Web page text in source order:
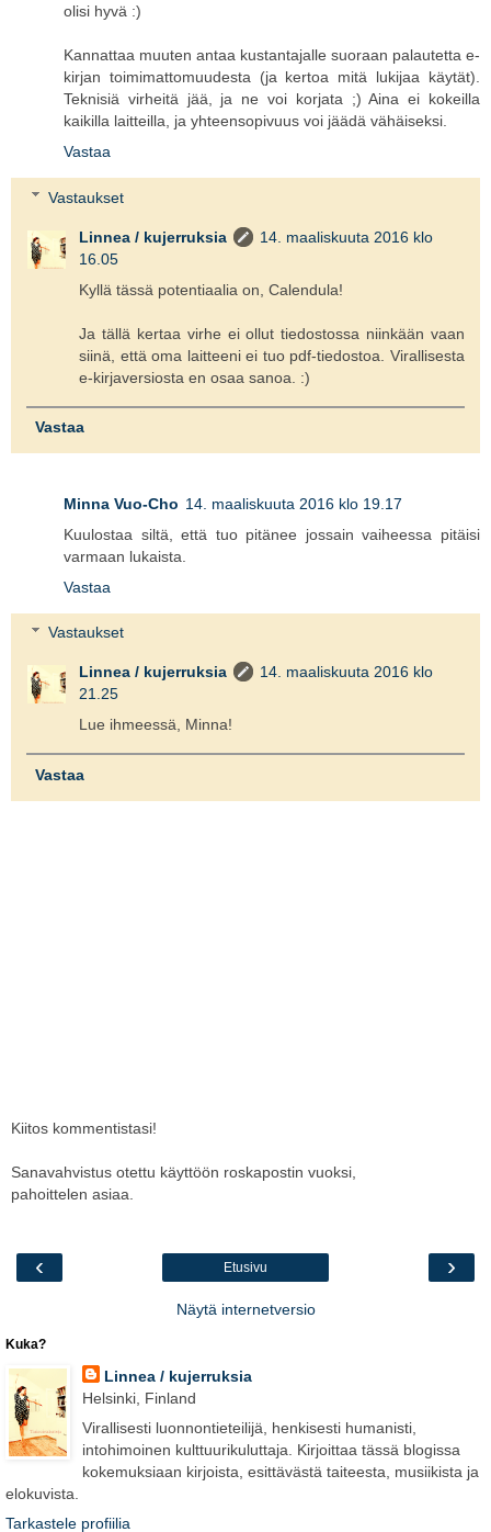
olisi hyvä :)
Kannattaa muuten antaa kustantajalle suoraan palautetta e-
kirjan toimimattomuudesta (ja kertoa mitä lukijaa käytät).
Teknisiä virheitä jää, ja ne voi korjata ;) Aina ei kokeilla
kaikilla laitteilla, ja yhteensopivuus voi jäädä vähäiseksi.
Vastaa
Vastaukset
Linnea / kujerruksia
14. maaliskuuta 2016 klo
16.05
Kyllä tässä potentiaalia on, Calendula!
Ja tällä kertaa virhe ei ollut tiedostossa niinkään vaan
siinä, että oma laitteeni ei tuo pdf-tiedostoa. Virallisesta
e-kirjaversiosta en osaa sanoa. :)
Vastaa
Minna Vuo-Cho 14. maaliskuuta 2016 klo 19.17
Kuulostaa siltä, että tuo pitänee jossain vaiheessa pitäisi
varmaan lukaista.
Vastaa
Vastaukset
Linnea / kujerruksia
14. maaliskuuta 2016 klo
21.25
Lue ihmeessä, Minna!
Vastaa
Kiitos kommentistasi!
Sanavahvistus otettu käyttöön roskapostin vuoksi,
pahoittelen asiaa.
‹ ›
Etusivu
Näytä internetversio
Kuka?
Linnea / kujerruksia
Helsinki, Finland
Virallisesti luonnontieteilijä, henkisesti humanisti,
intohimoinen kulttuurikuluttaja. Kirjoittaa tässä blogissa
kokemuksiaan kirjoista, esittävästä taiteesta, musiikista ja
elokuvista.
Tarkastele profiilia